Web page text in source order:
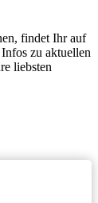
findet Ihr auf
zu aktuellen
liebsten